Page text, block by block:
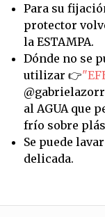
Para su
protector
la ESTAMPA.
Dónde no se
utilizar 👉
al AGUA que
frío sobre
Se puede
delicada.